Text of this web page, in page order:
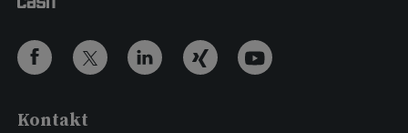
Kontakt